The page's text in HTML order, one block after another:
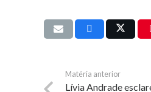
Matéria anterior
Lívia Andrade